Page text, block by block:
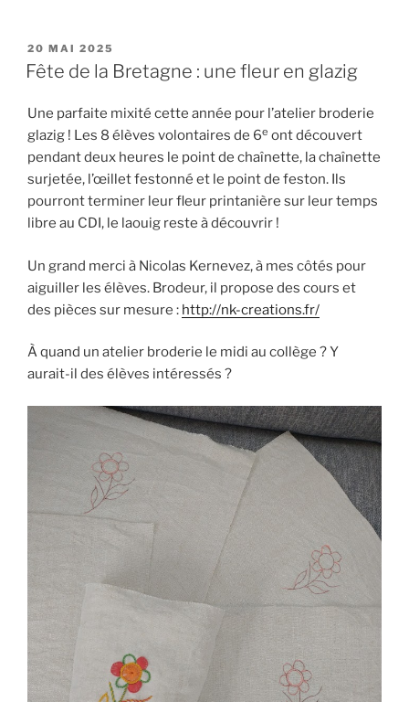
PUBLIÉ
LE
20 MAI 2025
Fête de la Bretagne : une fleur en glazig
Une parfaite mixité cette année pour l’atelier broderie
glazig ! Les 8 élèves volontaires de 6e ont découvert
pendant deux heures le point de chaînette, la chaînette
surjetée, l’œillet festonné et le point de feston. Ils
pourront terminer leur fleur printanière sur leur temps
libre au CDI, le laouig reste à découvrir !
Un grand merci à Nicolas Kernevez, à mes côtés pour
aiguiller les élèves. Brodeur, il propose des cours et
des pièces sur mesure : http://nk-creations.fr/
À quand un atelier broderie le midi au collège ? Y
aurait-il des élèves intéressés ?